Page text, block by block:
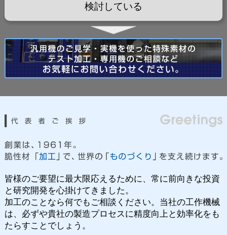
検討している
皆様のご要望に最大限応えるために、常に前向きな投資
と研究開発を心掛けてきました。
加工のことなら何でもご相談ください。当社の工作機械
は、必ずや貴社の製造プロセスに精度向上と効率化をも
たらすことでしょう。